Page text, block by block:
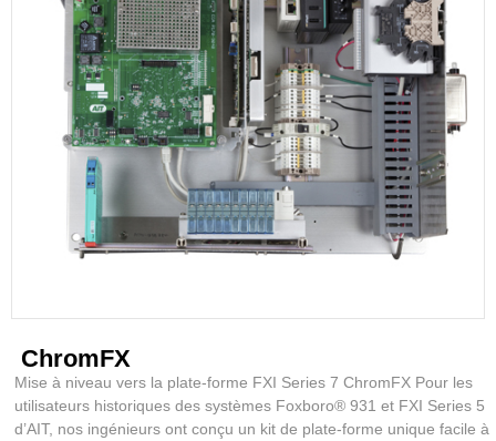
ChromFX
Mise à niveau vers la plate-forme FXI Series 7 ChromFX Pour les
utilisateurs historiques des systèmes Foxboro® 931 et FXI Series 5
d’AIT, nos ingénieurs ont conçu un kit de plate-forme unique facile à